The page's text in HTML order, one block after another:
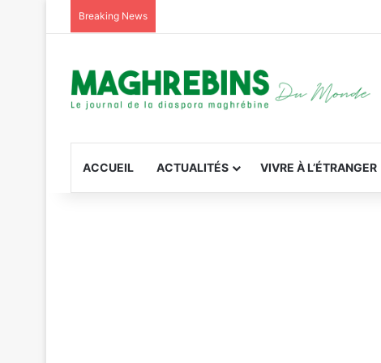
Breaking News
ACCUEIL ACTUALITÉS VIVRE À L’ÉTRANGER